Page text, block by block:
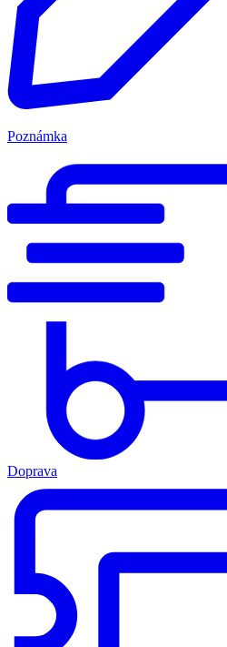
Poznámka
Doprava